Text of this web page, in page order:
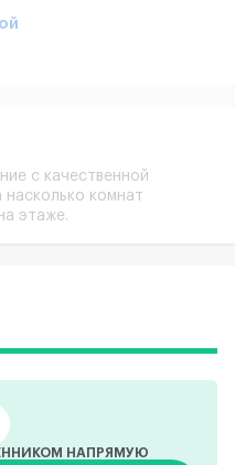
с качественной
комнат
этаже.
НАПРЯМУЮ